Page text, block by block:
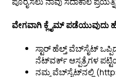
ವೇಗವಾಗಿ ಕ್ಲೈಮ್ ಪಡೆಯುವುದು
ಸ್ಟಾರ್ ಹೆಲ್ತ್ ವೆಬ್‌ಸೈಟ್
ನೆಟ್‌ವರ್ಕ್ ಆಸ್ಪತ್ರೆಗಳ
ನಮ್ಮ ವೆಬ್‌ಸೈಟ್‌ನಲ್ಲಿ